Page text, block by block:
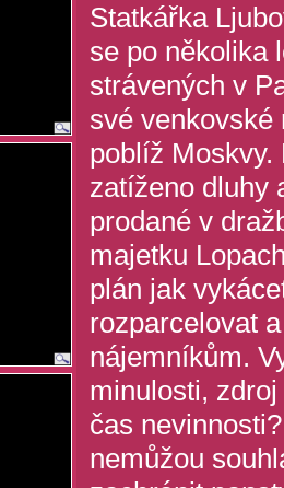
Statkářka
se po několika
strávených v
své venkovské
poblíž Moskvy.
zatíženo dluhy
prodané v
majetku
plán jak
rozparcelovat
nájemníkům.
minulosti,
čas
nemůžou